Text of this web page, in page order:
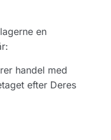
en
handel med
efter Deres